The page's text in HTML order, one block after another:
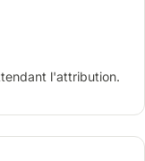
l'attribution.